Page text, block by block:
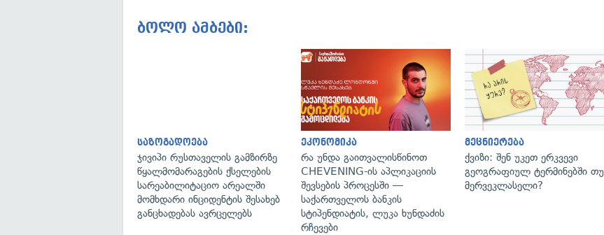
ბოლო ამბები:
საზოგადოება
ჯივიპი რუსთაველის გამზირზე
წყალმომარაგების ქსელების
სარეაბილიტაციო არეალში
მომხდარი ინციდენტის შესახებ
განცხადებას ავრცელებს
ეკონომიკა
რა უნდა გაითვალისწინოთ
CHEVENING-ის აპლიკაციის
შევსების პროცესში —
საქართველოს ბანკის
სტიპენდიატის, ლუკა ხუნდაძის
რჩევები
მეცნიერება
ქვიზი: შენ უკეთ ერკვევი
გეოგრაფიულ ტერმინებში თუ
მერვეკლასელი?